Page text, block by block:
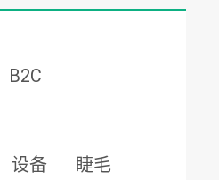
B2C
设备
睫毛